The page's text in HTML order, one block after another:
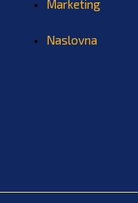
Marketing
Naslovna